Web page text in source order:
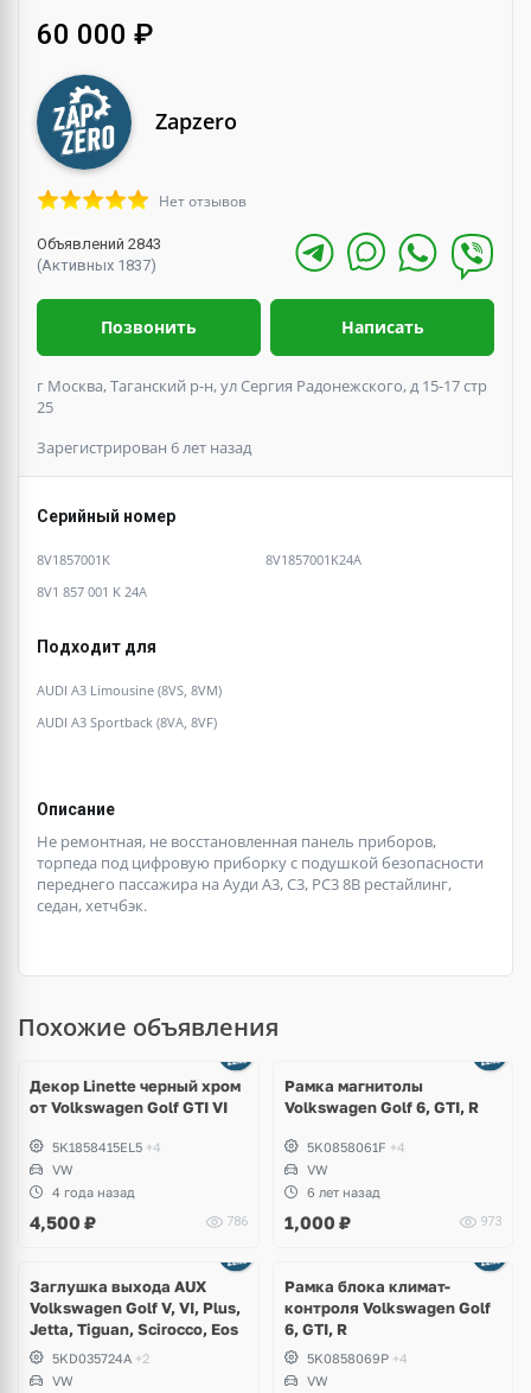
60 000 ₽
Zapzero
Нет отзывов
Объявлений 2843
(Активных 1837)
Позвонить Написать
г Москва, Таганский р-н, ул Сергия Радонежского, д 15-17 стр
25
Зарегистрирован 6 лет назад
Серийный номер
8V1857001K
8V1857001K24A
8V1 857 001 K 24A
Подходит для
AUDI A3 Limousine (8VS, 8VM)
AUDI A3 Sportback (8VA, 8VF)
Описание
Не ремонтная, не восстановленная панель приборов,
торпеда под цифровую приборку с подушкой безопасности
переднего пассажира на Ауди А3, С3, РС3 8В рестайлинг,
седан, хетчбэк.
Похожие объявления
Декор Linette черный хром
от Volkswagen Golf GTI VI
5K1858415EL5 +4
VW
4 года назад
4,500 ₽ 786
Рамка магнитолы
Volkswagen Golf 6, GTI, R
5K0858061F +4
VW
6 лет назад
1,000 ₽ 973
Заглушка выхода AUX
Volkswagen Golf V, VI, Plus,
Jetta, Tiguan, Scirocco, Eos
5KD035724A +2
VW
Рамка блока климат-
контроля Volkswagen Golf
6, GTI, R
5K0858069P +4
VW